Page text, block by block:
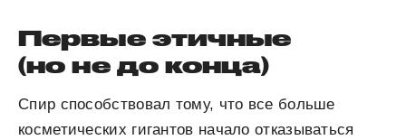
Первые этичные
(но не до конца)
Спир способствовал тому, что все больше
косметических гигантов начало отказываться